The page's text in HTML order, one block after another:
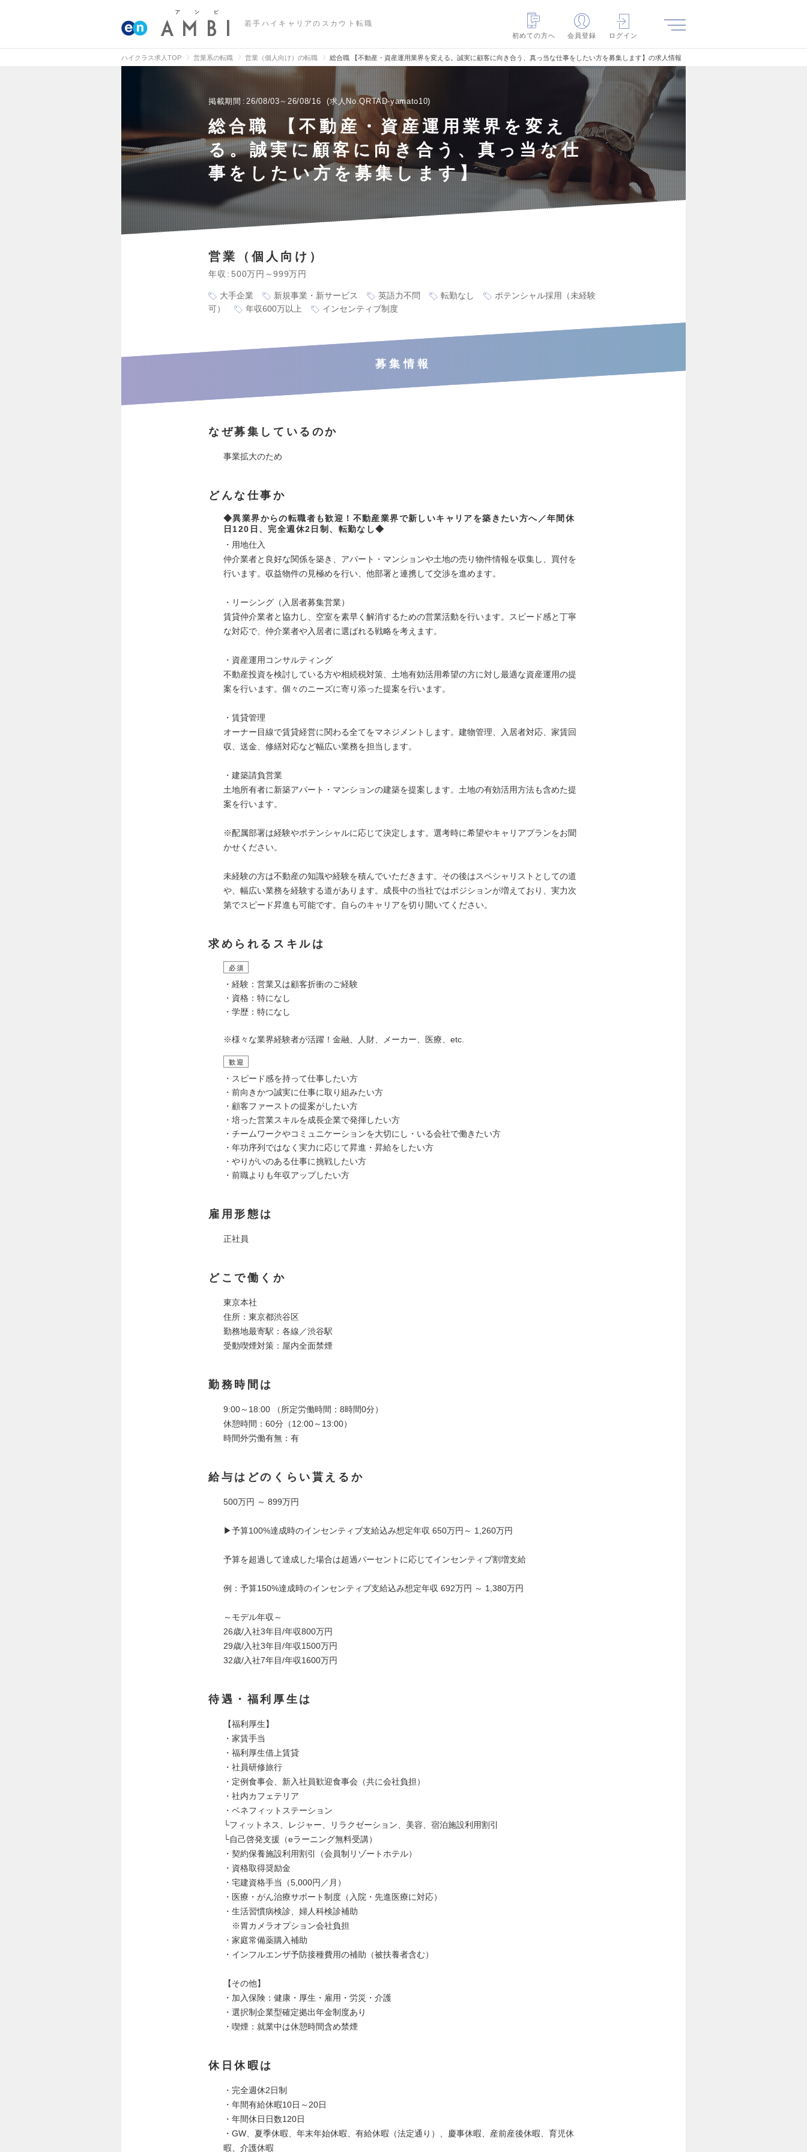
若手ハイキャリアのスカウト転職
初めての方へ
会員登録 ログイン
ハイクラス求人TOP 営業系の転職 営業（個人向け）の転職 総合職 【不動産・資産運用業界を変える。誠実に顧客に向き合う、真っ当な仕事をしたい方を募集します】の求人情報
掲載期間 26/08/03～26/08/16 求人No.QRTAD-yamato10
総合職 【不動産・資産運用業界を変え
る。誠実に顧客に向き合う、真っ当な仕
事をしたい方を募集します】
営業（個人向け）
年収 500万円～999万円
大手企業 新規事業・新サービス 英語力不問 転勤なし
ポテンシャル採用（未経験
可）
年収600万以上 インセンティブ制度
募集情報
なぜ募集しているのか
事業拡大のため
どんな仕事か
◆異業界からの転職者も歓迎！不動産業界で新しいキャリアを築きたい方へ／年間休
日120日、完全週休2日制、転勤なし◆
・用地仕入
仲介業者と良好な関係を築き、アパート・マンションや土地の売り物件情報を収集し、買付を
行います。収益物件の見極めを行い、他部署と連携して交渉を進めます。
・リーシング（入居者募集営業）
賃貸仲介業者と協力し、空室を素早く解消するための営業活動を行います。スピード感と丁寧
な対応で、仲介業者や入居者に選ばれる戦略を考えます。
・資産運用コンサルティング
不動産投資を検討している方や相続税対策、土地有効活用希望の方に対し最適な資産運用の提
案を行います。個々のニーズに寄り添った提案を行います。
・賃貸管理
オーナー目線で賃貸経営に関わる全てをマネジメントします。建物管理、入居者対応、家賃回
収、送金、修繕対応など幅広い業務を担当します。
・建築請負営業
土地所有者に新築アパート・マンションの建築を提案します。土地の有効活用方法も含めた提
案を行います。
※配属部署は経験やポテンシャルに応じて決定します。選考時に希望やキャリアプランをお聞
かせください。
未経験の方は不動産の知識や経験を積んでいただきます。その後はスペシャリストとしての道
や、幅広い業務を経験する道があります。成長中の当社ではポジションが増えており、実力次
第でスピード昇進も可能です。自らのキャリアを切り開いてください。
求められるスキルは
必須
・経験：営業又は顧客折衝のご経験
・資格：特になし
・学歴：特になし
※様々な業界経験者が活躍！金融、人財、メーカー、医療、etc.
歓迎
・スピード感を持って仕事したい方
・前向きかつ誠実に仕事に取り組みたい方
・顧客ファーストの提案がしたい方
・培った営業スキルを成長企業で発揮したい方
・チームワークやコミュニケーションを大切にし・いる会社で働きたい方
・年功序列ではなく実力に応じて昇進・昇給をしたい方
・やりがいのある仕事に挑戦したい方
・前職よりも年収アップしたい方
雇用形態は
正社員
どこで働くか
東京本社
住所：東京都渋谷区
勤務地最寄駅：各線／渋谷駅
受動喫煙対策：屋内全面禁煙
勤務時間は
9:00～18:00 （所定労働時間：8時間0分）
休憩時間：60分（12:00～13:00）
時間外労働有無：有
給与はどのくらい貰えるか
500万円 ～ 899万円
▶予算100%達成時のインセンティブ支給込み想定年収 650万円～ 1,260万円
予算を超過して達成した場合は超過パーセントに応じてインセンティブ割増支給
例：予算150%達成時のインセンティブ支給込み想定年収 692万円 ～ 1,380万円
～モデル年収～
26歳/入社3年目/年収800万円
29歳/入社3年目/年収1500万円
32歳/入社7年目/年収1600万円
待遇・福利厚生は
【福利厚生】
・家賃手当
・福利厚生借上賃貸
・社員研修旅行
・定例食事会、新入社員歓迎食事会（共に会社負担）
・社内カフェテリア
・ベネフィットステーション
└フィットネス、レジャー、リラクゼーション、美容、宿泊施設利用割引
└自己啓発支援（eラーニング無料受講）
・契約保養施設利用割引（会員制リゾートホテル）
・資格取得奨励金
・宅建資格手当（5,000円／月）
・医療・がん治療サポート制度（入院・先進医療に対応）
・生活習慣病検診、婦人科検診補助
※胃カメラオプション会社負担
・家庭常備薬購入補助
・インフルエンザ予防接種費用の補助（被扶養者含む）
【その他】
・加入保険：健康・厚生・雇用・労災・介護
・選択制企業型確定拠出年金制度あり
・喫煙：就業中は休憩時間含め禁煙
休日休暇は
・完全週休2日制
・年間有給休暇10日～20日
・年間休日日数120日
・GW、夏季休暇、年末年始休暇、有給休暇（法定通り）、慶事休暇、産前産後休暇、育児休
暇、介護休暇